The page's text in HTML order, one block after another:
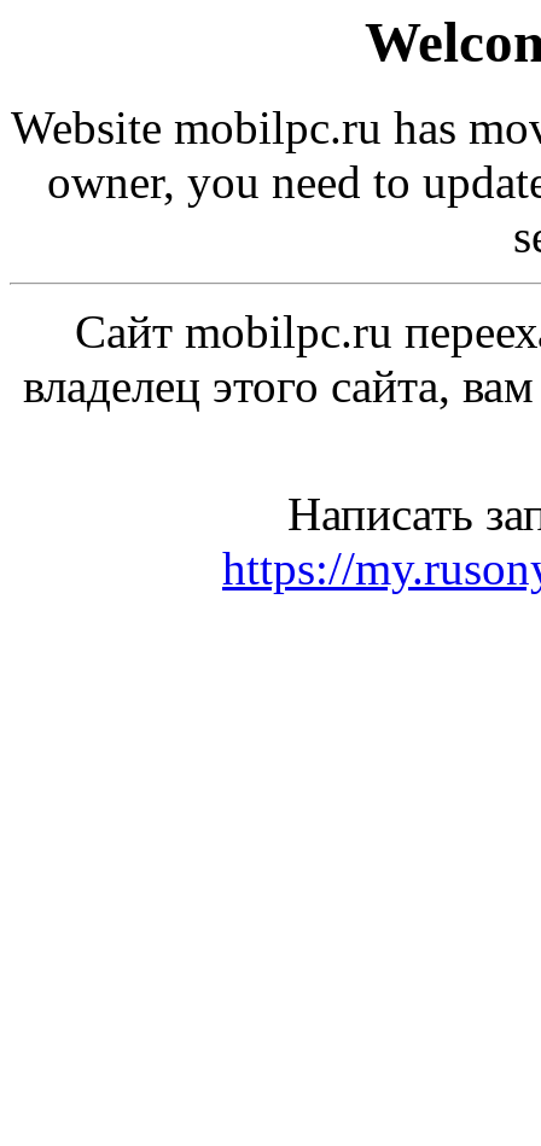
Website mobilpc.ru has
owner, you need to
Сайт mobilpc.ru
владелец этого сайта,
Написать
https://